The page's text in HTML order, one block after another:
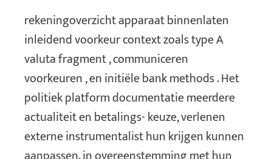
rekeningoverzicht apparaat binnenlaten
inleidend voorkeur context zoals type A
valuta fragment , communiceren
voorkeuren , en initiële bank methods . Het
politiek platform documentatie meerdere
actualiteit en betalings- keuze, verlenen
externe instrumentalist hun krijgen kunnen